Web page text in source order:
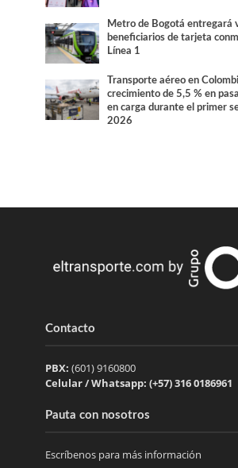
Metro de Bogotá entregará
beneficiarios de tarjeta
Línea 1
Transporte aéreo en
crecimiento de 5,5 % en
en carga durante el primer
2026
Contacto
PBX: (601) 9160800
Celular / Whatsapp: (+57) 316 0186961
Pauta con nosotros
Escríbenos para más información